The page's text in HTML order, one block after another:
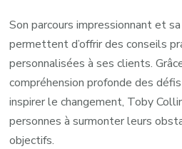
Son parcours impressionnant et
permettent d’offrir des conseils
personnalisées à ses clients.
compréhension profonde des
inspirer le changement, Toby
personnes à surmonter leurs
objectifs.